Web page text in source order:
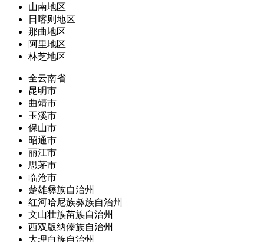
山南地区
日喀则地区
那曲地区
阿里地区
林芝地区
全云南省
昆明市
曲靖市
玉溪市
保山市
昭通市
丽江市
思茅市
临沧市
楚雄彝族自治州
红河哈尼族彝族自治州
文山壮族苗族自治州
西双版纳傣族自治州
大理白族自治州